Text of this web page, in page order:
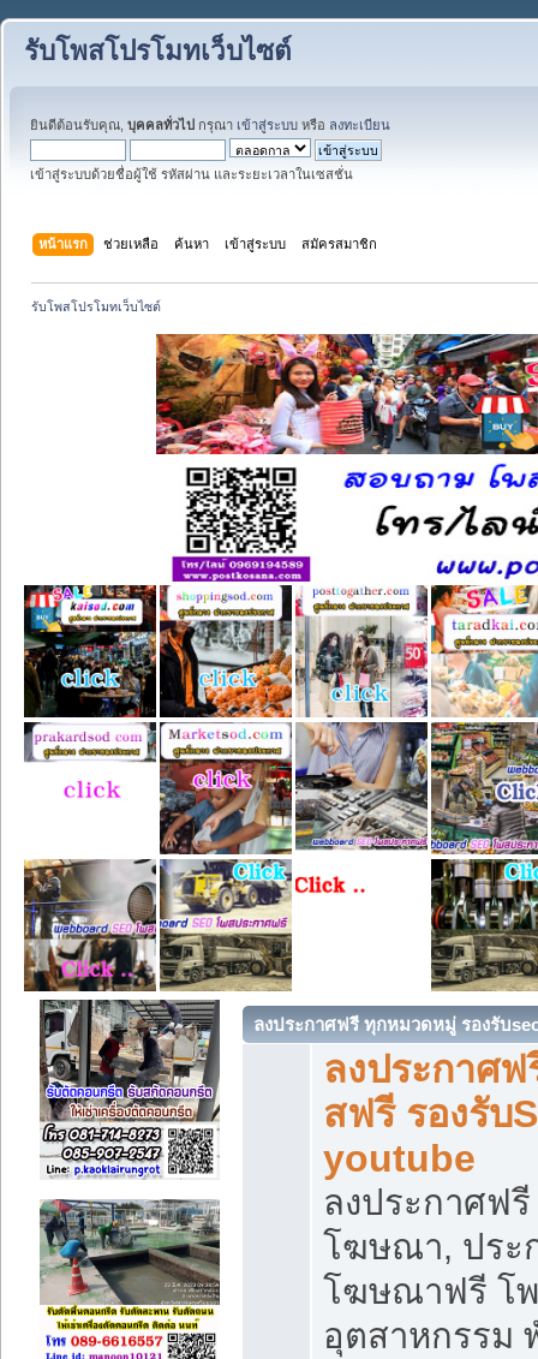
รับโพสโปรโมทเว็บไซต์
ยินดีต้อนรับคุณ, บุคคลทั่วไป กรุณา เข้าสู่ระบบ หรือ ลงทะเบียน
เข้าสู่ระบบด้วยชื่อผู้ใช้ รหัสผ่าน และระยะเวลาในเซสชั่น
หน้าแรก ช่วยเหลือ ค้นหา เข้าสู่ระบบ สมัครสมาชิก
รับโพสโปรโมทเว็บไซต์
ลงประกาศฟรี ทุกหมวดหมู่ รองรับ
ลงประกาศ
สฟรี รองรับ
youtube
ลงประกาศฟ
โฆษณา, ประ
โฆษณาฟรี โ
อุตสาหกรรม